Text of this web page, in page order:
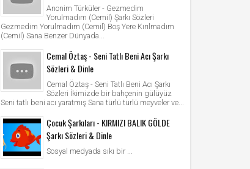
Anonim Türküler - Gezmedim
Yorulmadım (Cemil) Şarkı Sözleri
Gezmedim Yorulmadım (Cemil) Boş Yere Kırılmadım
(Cemil) Sana Benzer Dünyada...
Cemal Öztaş - Seni Tatlı Beni Acı Şarkı
Sözleri & Dinle
Cemal Öztaş - Seni Tatlı Beni Acı Şarkı
Sözleri İkimizde bir bahçenin gülüyüz
Seni tatlı beni acı yaratmış Sana türlü türlü meyveler ve...
Çocuk Şarkıları - KIRMIZI BALIK GÖLDE
Şarkı Sözleri & Dinle
Sosyal medyada sıkı bir ...